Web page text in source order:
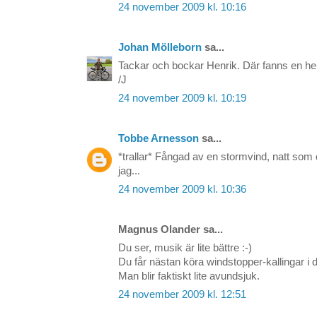
24 november 2009 kl. 10:16
Johan Mölleborn sa...
Tackar och bockar Henrik. Där fanns en
/J
24 november 2009 kl. 10:19
Tobbe Arnesson sa...
*trallar* Fångad av en stormvind, natt som
jag...
24 november 2009 kl. 10:36
Magnus Olander sa...
Du ser, musik är lite bättre :-)
Du får nästan köra windstopper-kallingar i
Man blir faktiskt lite avundsjuk.
24 november 2009 kl. 12:51